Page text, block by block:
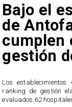
Bajo el
de
cumplen
gestión
Los
ranking de gestión
evaluados 62